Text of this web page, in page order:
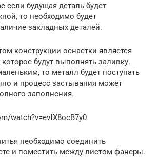
если будущая деталь будет
то необходимо будет
закладных деталей.
конструкции оснастки является
которое будут выполнять заливку.
то металл будет поступать
и процесс застывания может
заполнения.
watch?v=evfX8ocB7y0
необходимо соединить
и поместить между листом фанеры.